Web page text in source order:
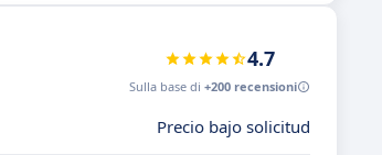
4.7
Sulla base di +200 recensioni
Precio bajo solicitud